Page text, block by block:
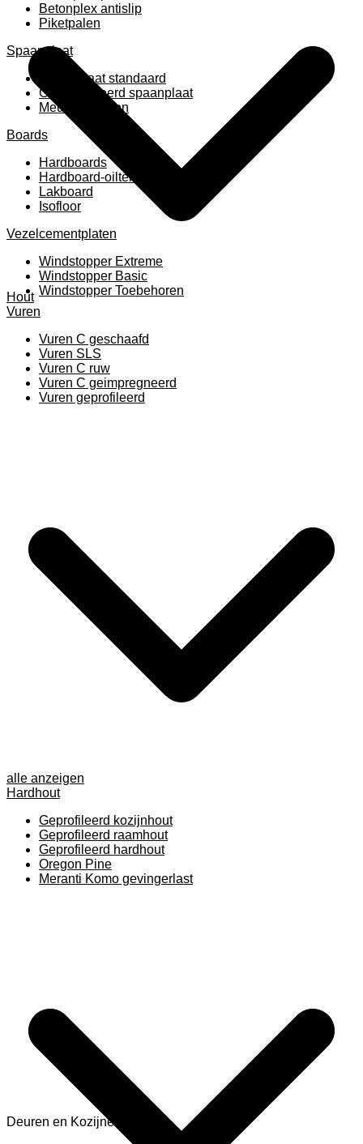
Betonplex antislip
Piketpalen
Spaanplaat
Spaanplaat standaard
Geplastificeerd spaanplaat
Meubelpanelen
Boards
Hardboards
Hardboard-oiltemperated
Lakboard
Isofloor
Vezelcementplaten
Windstopper Extreme
Windstopper Basic
Windstopper Toebehoren
Hout
Vuren
Vuren C geschaafd
Vuren SLS
Vuren C ruw
Vuren C geimpregneerd
Vuren geprofileerd
alle anzeigen
Hardhout
Geprofileerd kozijnhout
Geprofileerd raamhout
Geprofileerd hardhout
Oregon Pine
Meranti Komo gevingerlast
Deuren en Kozijnen